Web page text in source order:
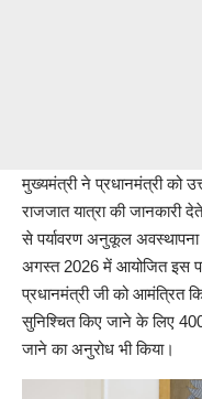
मुख्यमंत्री ने प्रधानमंत्री को
राजजात यात्रा की
से पर्यावरण अनुकूल अवस्थापना
अगस्त 2026 में आयोजित इस
प्रधानमंत्री जी को आमंत्रित
सुनिश्चित किए जाने के लिए
जाने का अनुरोध भी किया।